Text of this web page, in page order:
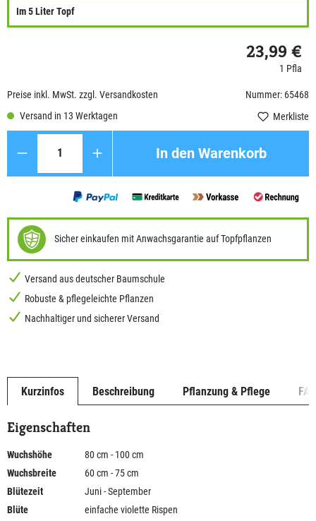
Im 5 Liter Topf
23,99 €
1 Pfla
Preise inkl. MwSt. zzgl. Versandkosten
Nummer: 65468
Versand in 13 Werktagen
Merkliste
In den Warenkorb
Sicher einkaufen mit Anwachsgarantie auf Topfpflanzen
Versand aus deutscher Baumschule
Robuste & pflegeleichte Pflanzen
Nachhaltiger und sicherer Versand
Kurzinfos Beschreibung Pflanzung & Pflege
Eigenschaften
Wuchshöhe
80 cm - 100 cm
Wuchsbreite
60 cm - 75 cm
Blütezeit
Juni - September
Blüte
einfache violette Rispen